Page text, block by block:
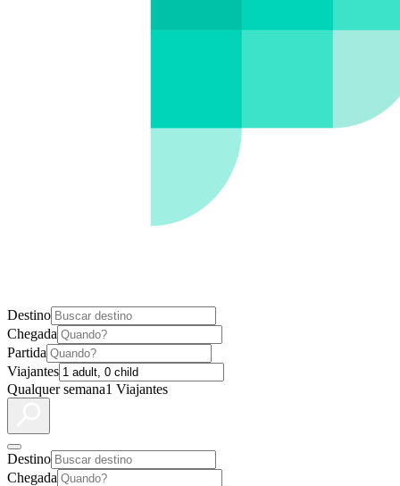
Destino
Chegada
Partida
Viajantes
Qualquer semana1 Viajantes
Destino
Chegada